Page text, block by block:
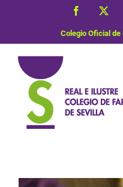
Facebook
Colegio Oficial